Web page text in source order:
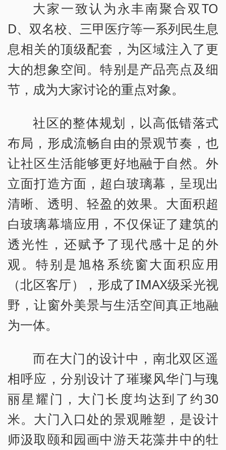
大家一致认为永丰南聚合双TO
D、双名校、三甲医疗等一系列民生息
息相关的顶级配套，为区域注入了更
大的想象空间。特别是产品亮点及细
节，成为大家讨论的重点对象。
社区的整体规划，以高低错落式
布局，形成流畅自由的景观节奏，也
让社区生活能够更好地融于自然。外
立面打造方面，超白玻璃幕，呈现出
清晰、透明、轻盈的效果。大面积超
白玻璃幕墙应用，不仅保证了建筑的
透光性，还赋予了现代感十足的外
观。特别是旭格系统窗大面积应用
（北区客厅），形成了IMAX级采光视
野，让窗外美景与生活空间真正地融
为一体。
而在大门的设计中，南北双区遥
相呼应，分别设计了璀璨风华门与瑰
丽星耀门，大门长度均达到了约30
米。大门入口处的景观雕塑，是设计
师汲取颐和园画中游天花藻井中的牡